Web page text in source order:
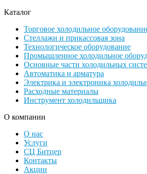
Каталог
Торговое холодильное
Стеллажи и прикассовая зона
Технологическое оборудование
Промышленное холодильное
Основные части холодильных
Автоматика и арматура
Электрика и электроника
Расходные материалы
Инструмент холодильщика
О компании
О нас
Услуги
СЦ Битцер
Контакты
Акции